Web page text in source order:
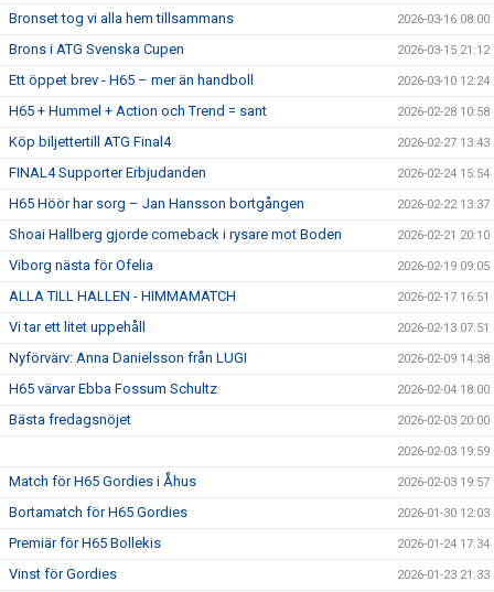
Bronset tog vi alla hem tillsammans 2026-03-16 08:00
Brons i ATG Svenska Cupen 2026-03-15 21:12
Ett öppet brev - H65 – mer än handboll 2026-03-10 12:24
H65 + Hummel + Action och Trend = sant 2026-02-28 10:58
Köp biljettertill ATG Final4 2026-02-27 13:43
FINAL4 Supporter Erbjudanden 2026-02-24 15:54
H65 Höör har sorg – Jan Hansson bortgången 2026-02-22 13:37
Shoai Hallberg gjorde comeback i rysare mot Boden 2026-02-21 20:10
Viborg nästa för Ofelia 2026-02-19 09:05
ALLA TILL HALLEN - HIMMAMATCH 2026-02-17 16:51
Vi tar ett litet uppehåll 2026-02-13 07:51
Nyförvärv: Anna Danielsson från LUGI 2026-02-09 14:38
H65 värvar Ebba Fossum Schultz 2026-02-04 18:00
Bästa fredagsnöjet 2026-02-03 20:00
2026-02-03 19:59
Match för H65 Gordies i Åhus 2026-02-03 19:57
Bortamatch för H65 Gordies 2026-01-30 12:03
Premiär för H65 Bollekis 2026-01-24 17:34
Vinst för Gordies 2026-01-23 21:33